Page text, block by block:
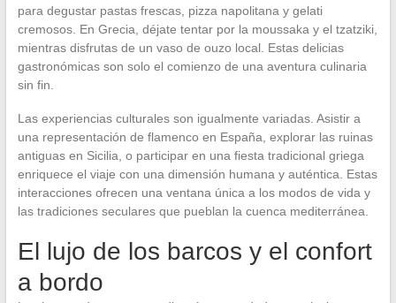
para degustar pastas frescas, pizza napolitana y gelati
cremosos. En Grecia, déjate tentar por la moussaka y el tzatziki,
mientras disfrutas de un vaso de ouzo local. Estas delicias
gastronómicas son solo el comienzo de una aventura culinaria
sin fin.
Las experiencias culturales son igualmente variadas. Asistir a
una representación de flamenco en España, explorar las ruinas
antiguas en Sicilia, o participar en una fiesta tradicional griega
enriquece el viaje con una dimensión humana y auténtica. Estas
interacciones ofrecen una ventana única a los modos de vida y
las tradiciones seculares que pueblan la cuenca mediterránea.
El lujo de los barcos y el confort
a bordo